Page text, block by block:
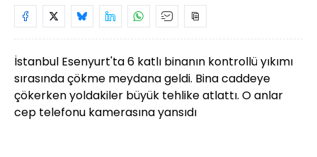
İstanbul Esenyurt'ta 6 katlı binanın kontrollü yıkımı
sırasında çökme meydana geldi. Bina caddeye
çökerken yoldakiler büyük tehlike atlattı. O anlar
cep telefonu kamerasına yansıdı